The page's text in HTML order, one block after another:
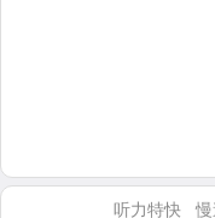
听力特快